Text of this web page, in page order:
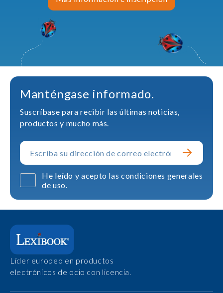
Manténgase informado.
Suscríbase para recibir las últimas noticias,
productos y mucho más.
He leído y acepto las condiciones generales
de uso.
Líder europeo en productos
electrónicos de ocio con licencia.